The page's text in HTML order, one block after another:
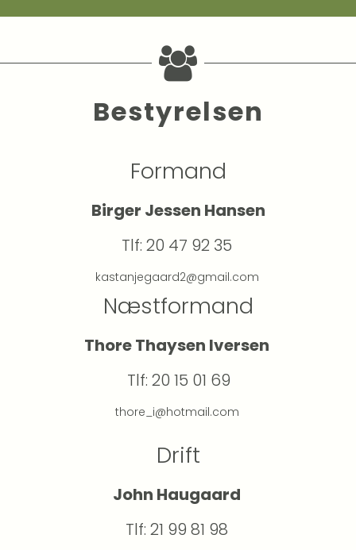
Bestyrelsen
Formand
Birger Jessen Hansen
Tlf: 20 47 92 35
kastanjegaard2@gmail.com
Næstformand
Thore Thaysen Iversen
Tlf: 20 15 01 69
thore_i@hotmail.com
Drift
John Haugaard
Tlf: 21 99 81 98